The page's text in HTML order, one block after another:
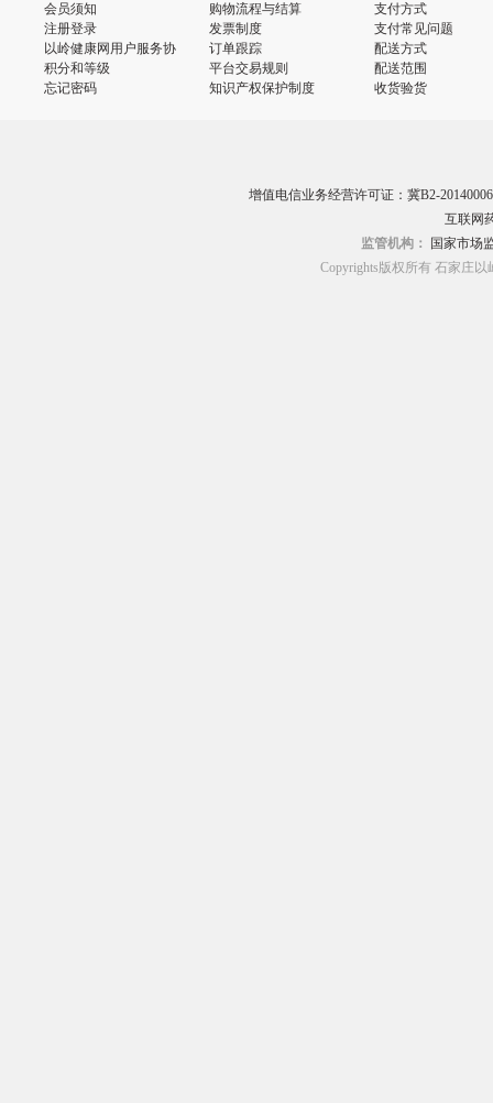
会员须知
注册登录
以岭健康网用户服务协
议
积分和等级
忘记密码
购物流程与结算
发票制度
订单跟踪
平台交易规则
知识产权保护制度
支付方式
支付常见问题
配送方式
配送范围
收货验货
增值电信业务经营许可证：冀B2-20140006
互联网
监管机构：
国家市场
Copyrights版权所有 石家庄